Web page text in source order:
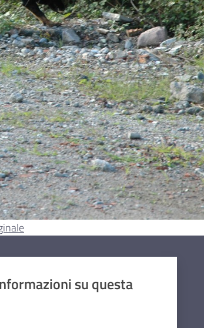
su questa